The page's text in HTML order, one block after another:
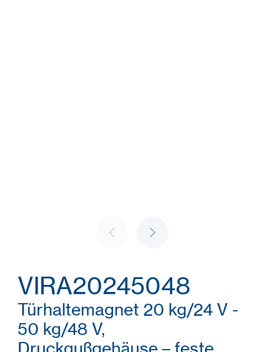
VIRA20245048
Türhaltemagnet 20 kg/24 V -
50 kg/48 V,